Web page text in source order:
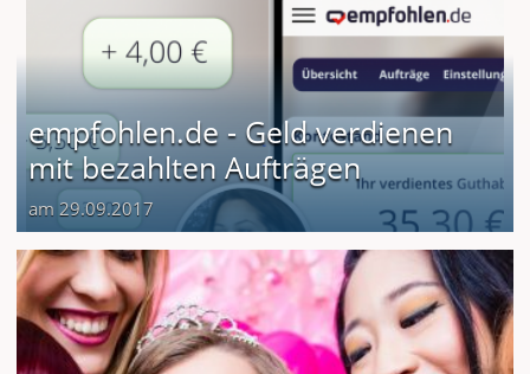
empfohlen.de - Geld verdienen
mit bezahlten Aufträgen
am 29.09.2017